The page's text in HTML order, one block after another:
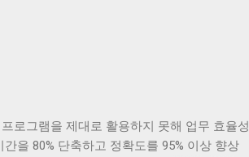
활용하지 못해 업무 효율성
을 80% 단축하고 정확도를 95% 이상 향상